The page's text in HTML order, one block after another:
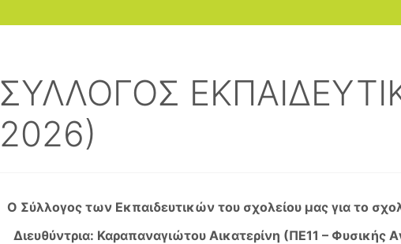
ΣΥΛΛΟΓΟΣ
2026)
Ο Σύλλογος των Εκπαιδευτικών του σχολείου μας για το
Διευθύντρια: Καραπαναγιώτου Αικατερίνη (ΠΕ11 – Φυσικής